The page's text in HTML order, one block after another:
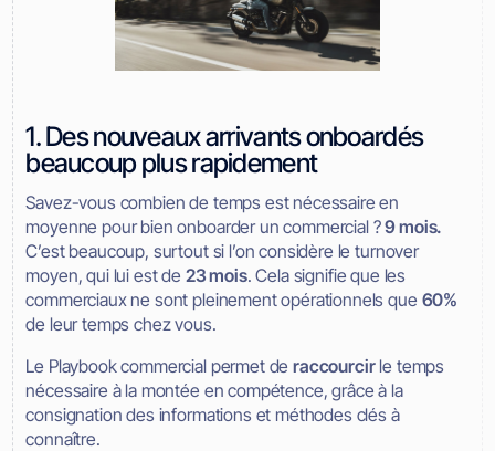
1. Des nouveaux arrivants onboardés
beaucoup plus rapidement
Savez-vous combien de temps est nécessaire en
moyenne pour bien onboarder un commercial ?9 mois.
C’est beaucoup, surtout si l’on considère le turnover
moyen, qui lui est de 23 mois. Cela signifie que les
commerciaux ne sont pleinement opérationnels que 60%
de leur temps chez vous.
Le Playbook commercial permet deraccourcirle temps
nécessaire à la montée en compétence, grâce à la
consignation des informations et méthodes clés à
connaître.